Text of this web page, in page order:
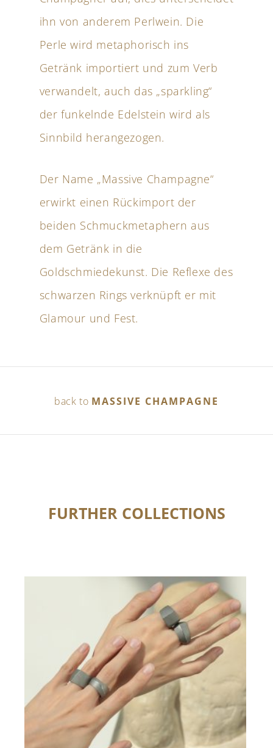
ihn von anderem Perlwein. Die
Perle wird metaphorisch ins
Getränk importiert und zum Verb
verwandelt, auch das „sparkling“
der funkelnde Edelstein wird als
Sinnbild herangezogen.
Der Name „Massive Champagne“
erwirkt einen Rückimport der
beiden Schmuckmetaphern aus
dem Getränk in die
Goldschmiedekunst. Die Reflexe des
schwarzen Rings verknüpft er mit
Glamour und Fest.
back to MASSIVE CHAMPAGNE
FURTHER COLLECTIONS